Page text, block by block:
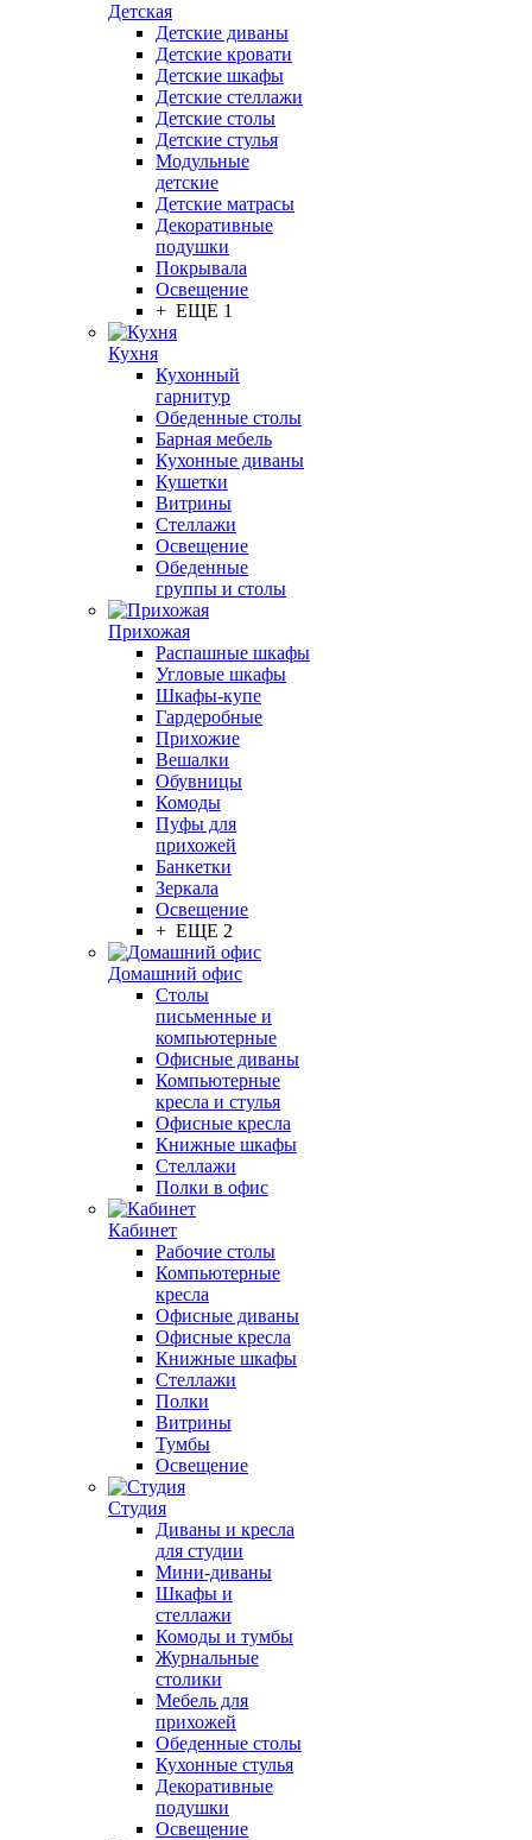
Детская
Детские диваны
Детские кровати
Детские шкафы
Детские стеллажи
Детские столы
Детские стулья
Модульные
детские
Детские матрасы
Декоративные
подушки
Покрывала
Освещение
+ ЕЩЕ 1
Кухня
Кухонный
гарнитур
Обеденные столы
Барная мебель
Кухонные диваны
Кушетки
Витрины
Стеллажи
Освещение
Обеденные
группы и столы
Прихожая
Распашные шкафы
Угловые шкафы
Шкафы-купе
Гардеробные
Прихожие
Вешалки
Обувницы
Комоды
Пуфы для
прихожей
Банкетки
Зеркала
Освещение
+ ЕЩЕ 2
Домашний офис
Столы
письменные и
компьютерные
Офисные диваны
Компьютерные
кресла и стулья
Офисные кресла
Книжные шкафы
Стеллажи
Полки в офис
Кабинет
Рабочие столы
Компьютерные
кресла
Офисные диваны
Офисные кресла
Книжные шкафы
Стеллажи
Полки
Витрины
Тумбы
Освещение
Студия
Диваны и кресла
для студии
Мини-диваны
Шкафы и
стеллажи
Комоды и тумбы
Журнальные
столики
Мебель для
прихожей
Обеденные столы
Кухонные стулья
Декоративные
подушки
Освещение